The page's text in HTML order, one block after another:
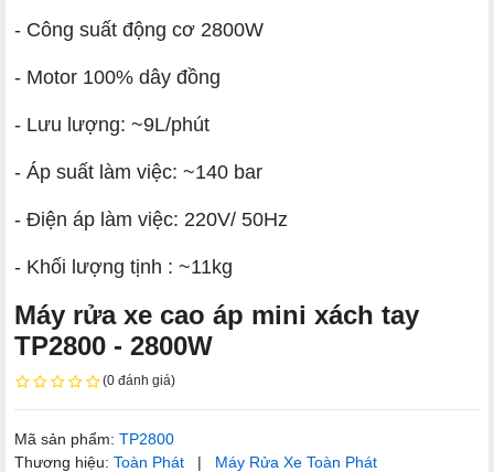
- Công suất động cơ 2800W
- Motor 100% dây đồng
- Lưu lượng: ~9L/phút
- Áp suất làm việc: ~140 bar
- Điện áp làm việc: 220V/ 50Hz
- Khối lượng tịnh : ~11kg
Máy rửa xe cao áp mini xách tay
TP2800 - 2800W
(0 đánh giá)
Mã sản phẩm: TP2800
Thương hiệu: Toàn Phát | Máy Rửa Xe Toàn Phát